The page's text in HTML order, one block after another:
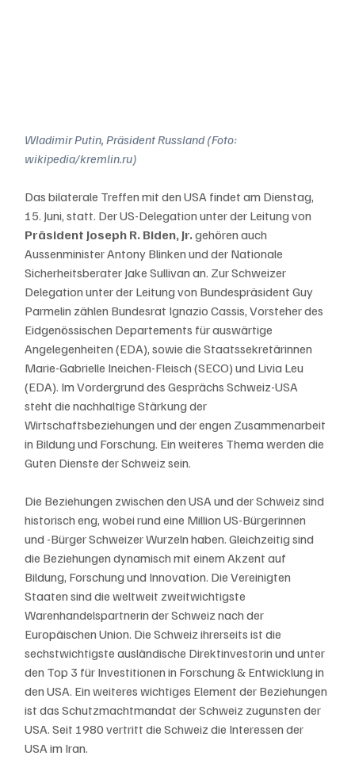
Wladimir Putin, Präsident Russland (Foto:
wikipedia/kremlin.ru)
Das bilaterale Treffen mit den USA findet am Dienstag,
15. Juni, statt. Der US-Delegation unter der Leitung von
Präsident Joseph R. Biden, Jr. gehören auch
Aussenminister Antony Blinken und der Nationale
Sicherheitsberater Jake Sullivan an. Zur Schweizer
Delegation unter der Leitung von Bundespräsident Guy
Parmelin zählen Bundesrat Ignazio Cassis, Vorsteher des
Eidgenössischen Departements für auswärtige
Angelegenheiten (EDA), sowie die Staatssekretärinnen
Marie-Gabrielle Ineichen-Fleisch (SECO) und Livia Leu
(EDA). Im Vordergrund des Gesprächs Schweiz-USA
steht die nachhaltige Stärkung der
Wirtschaftsbeziehungen und der engen Zusammenarbeit
in Bildung und Forschung. Ein weiteres Thema werden die
Guten Dienste der Schweiz sein.
Die Beziehungen zwischen den USA und der Schweiz sind
historisch eng, wobei rund eine Million US-Bürgerinnen
und -Bürger Schweizer Wurzeln haben. Gleichzeitig sind
die Beziehungen dynamisch mit einem Akzent auf
Bildung, Forschung und Innovation. Die Vereinigten
Staaten sind die weltweit zweitwichtigste
Warenhandelspartnerin der Schweiz nach der
Europäischen Union. Die Schweiz ihrerseits ist die
sechstwichtigste ausländische Direktinvestorin und unter
den Top 3 für Investitionen in Forschung & Entwicklung in
den USA. Ein weiteres wichtiges Element der Beziehungen
ist das Schutzmachtmandat der Schweiz zugunsten der
USA. Seit 1980 vertritt die Schweiz die Interessen der
USA im Iran.